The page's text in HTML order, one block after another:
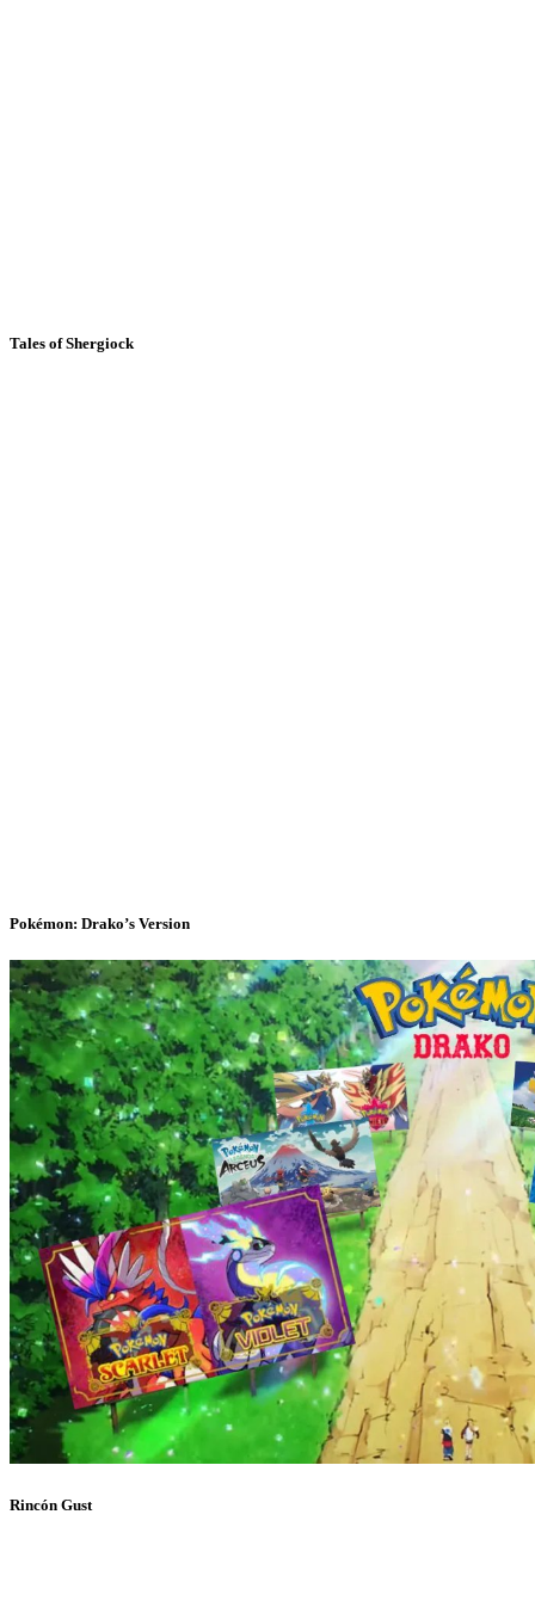
Tales of Shergiock
Pokémon: Drako’s Version
Rincón Gust